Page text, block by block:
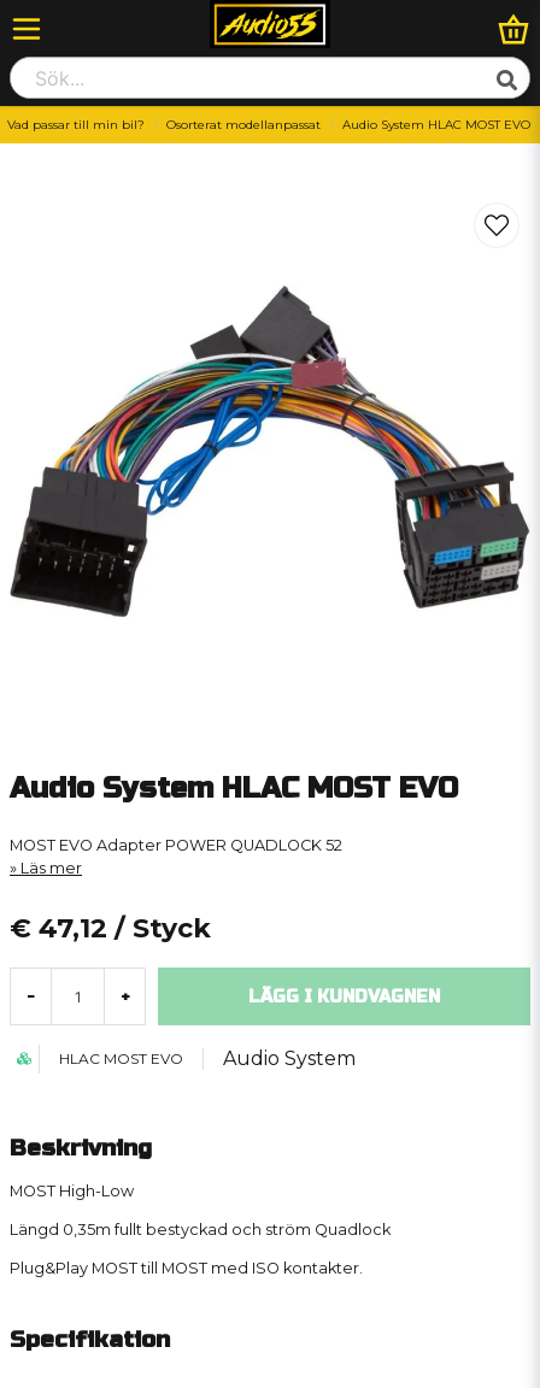
Vad passar till min bil? Osorterat modellanpassat Audio System HLAC MOST EVO
Audio System HLAC MOST EVO
MOST EVO Adapter POWER QUADLOCK 52
Läs mer
€ 47,12 / Styck
- + LÄGG I KUNDVAGNEN
HLAC MOST EVO Audio System
Beskrivning
MOST High-Low
Längd 0,35m fullt bestyckad och ström Quadlock
Plug&Play MOST till MOST med ISO kontakter.
Specifikation